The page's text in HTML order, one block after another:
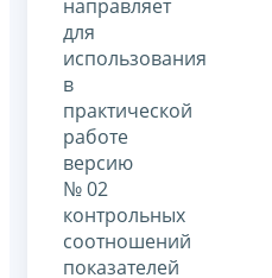
направляет
для
использования
в
практической
работе
версию
№ 02
контрольных
соотношений
показателей